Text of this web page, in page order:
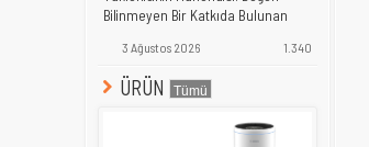
Bilinmeyen Bir Katkıda Bulunan
3 Ağustos 2026 1.340
ÜRÜN